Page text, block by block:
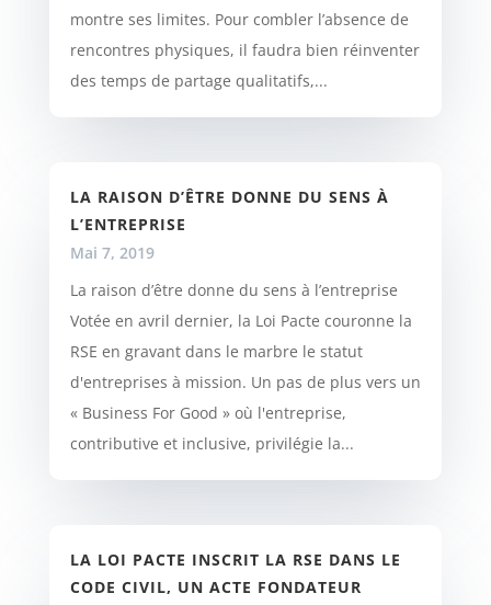
montre ses limites. Pour combler l’absence de
rencontres physiques, il faudra bien réinventer
des temps de partage qualitatifs,...
LA RAISON D’ÊTRE DONNE DU SENS À
L’ENTREPRISE
Mai 7, 2019
La raison d’être donne du sens à l’entreprise
Votée en avril dernier, la Loi Pacte couronne la
RSE en gravant dans le marbre le statut
d'entreprises à mission. Un pas de plus vers un
« Business For Good » où l'entreprise,
contributive et inclusive, privilégie la...
LA LOI PACTE INSCRIT LA RSE DANS LE
CODE CIVIL, UN ACTE FONDATEUR